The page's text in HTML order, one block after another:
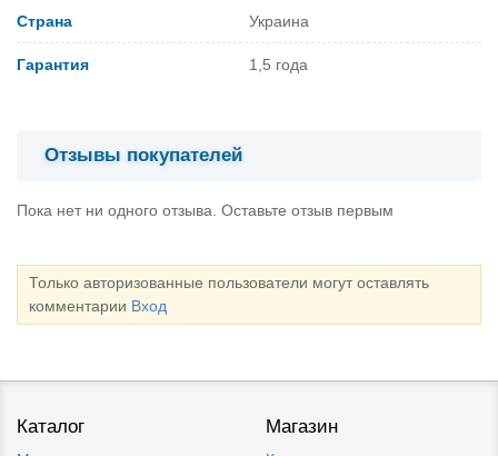
Страна Украина
Гарантия 1,5 года
Отзывы покупателей
Пока нет ни одного отзыва. Оставьте отзыв первым
Только авторизованные пользователи могут оставлять
комментарии Вход
Каталог Магазин